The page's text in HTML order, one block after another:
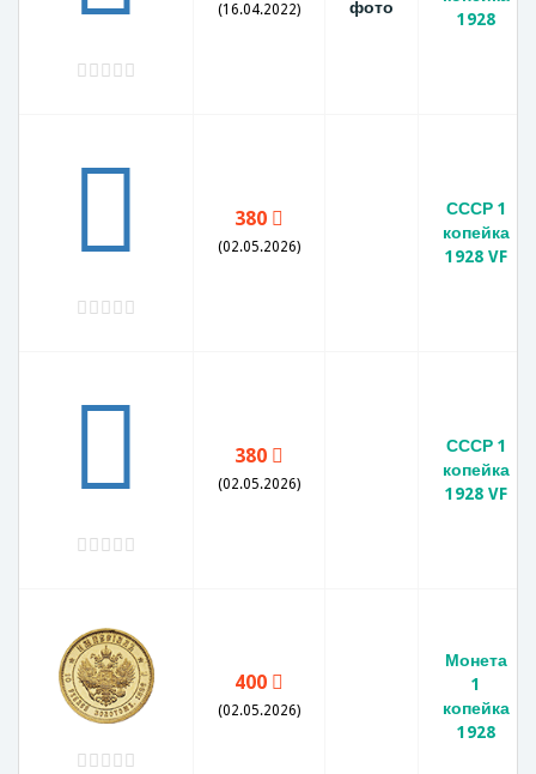
(16.04.2022) фото
1928
380
(02.05.2026)
СССР 1
копейка
1928 VF
380
(02.05.2026)
СССР 1
копейка
1928 VF
400
(02.05.2026)
Монета
1
копейка
1928